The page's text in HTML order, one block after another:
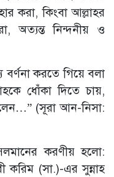
করা, কিংবা আল্লাহর
অত্যন্ত নিন্দনীয় ও
বর্ণনা করতে গিয়ে বলা
ধোঁকা দিতে চায়,
(সূরা আন-নিসা:
করণীয় হলো:
করিম (সা.)-এর সুন্নাহ